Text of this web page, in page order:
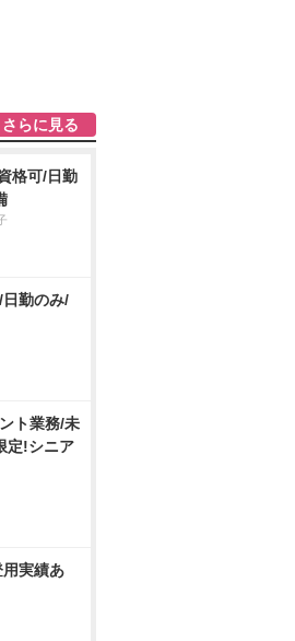
さらに見る
格可/日勤
日勤のみ/
ト業務/未
定!シニア
実績あ